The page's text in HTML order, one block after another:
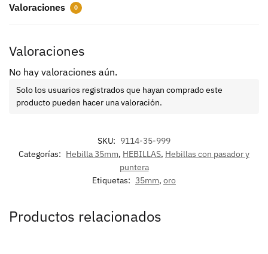
Valoraciones 0
Valoraciones
No hay valoraciones aún.
Solo los usuarios registrados que hayan comprado este
producto pueden hacer una valoración.
SKU: 9114-35-999
Categorías: Hebilla 35mm, HEBILLAS, Hebillas con pasador y
puntera
Etiquetas: 35mm, oro
Productos relacionados